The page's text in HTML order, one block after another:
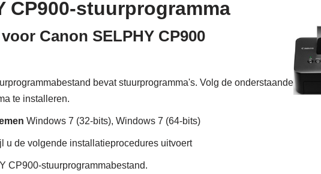
CP900-stuurprogramma
Canon SELPHY CP900
bevat stuurprogramma's. Volg de onderstaande
te installeren.
Windows 7 (32-bits), Windows 7 (64-bits)
u de volgende installatieprocedures uitvoert
CP900-stuurprogrammabestand.